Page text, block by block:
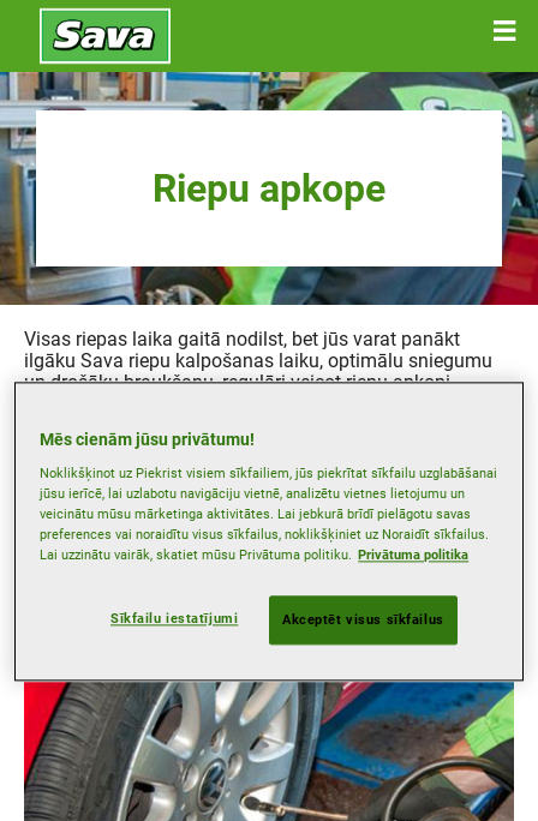
Riepu apkope
Visas riepas laika gaitā nodilst, bet jūs varat panākt
ilgāku Sava riepu kalpošanas laiku, optimālu sniegumu
un drošāku braukšanu, regulāri veicot riepu apkopi.
iespējams, ir pienācis laiks apmeklēt izplatītāju —
piemēram, ja riepu vadāmība uz slapja ceļa seguma nav
apmierinoša, bremzēšanas un pagriezienu manevru laikā
zūd saķere vai riepas pārmērīgi vibrē. Var būt
nepieciešama riepu balansēšana, rotācija vai ģeometrijas
regulēšana vai pat var būt pienācis laiks iegādāties jaunu
Mēs cienām jūsu privātumu!
Noklikšķinot uz Piekrist visiem sīkfailiem, jūs piekrītat sīkfailu uzglabāšanai
jūsu ierīcē, lai uzlabotu navigāciju vietnē, analizētu vietnes lietojumu un
veicinātu mūsu mārketinga aktivitātes. Lai jebkurā brīdī pielāgotu savas
preferences vai noraidītu visus sīkfailus, noklikšķiniet uz Noraidīt sīkfailus.
Lai uzzinātu vairāk, skatiet mūsu Privātuma politiku. Privātuma politika
Sīkfailu iestatījumi Akceptēt visus sīkfailus